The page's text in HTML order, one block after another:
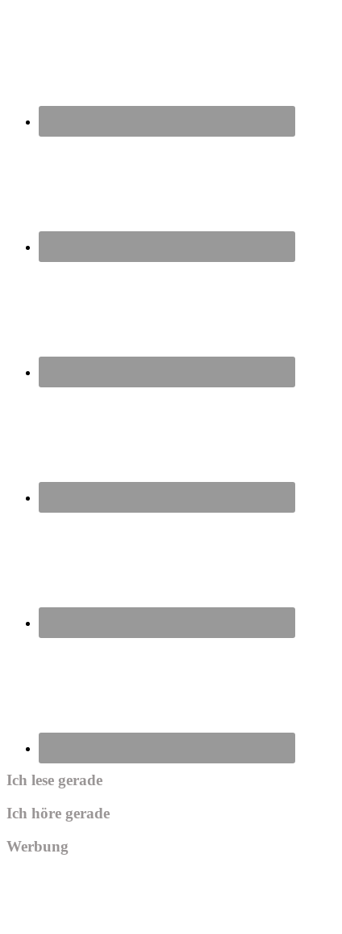
Ich lese gerade
Ich höre gerade
Werbung